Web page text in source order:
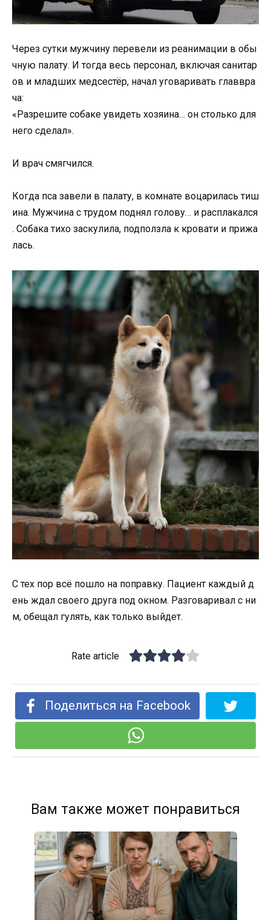
Через сутки мужчину перевели из реанимации в обы
чную палату. И тогда весь персонал, включая санитар
ов и младших медсестёр, начал уговаривать главвра
ча:
«Разрешите собаке увидеть хозяина… он столько для
него сделал».
И врач смягчился.
Когда пса завели в палату, в комнате воцарилась тиш
ина. Мужчина с трудом поднял голову… и расплакался
. Собака тихо заскулила, подползла к кровати и прижа
лась.
С тех пор всё пошло на поправку. Пациент каждый д
ень ждал своего друга под окном. Разговаривал с ни
м, обещал гулять, как только выйдет.
Rate article
Поделиться на Facebook
Вам также может понравиться